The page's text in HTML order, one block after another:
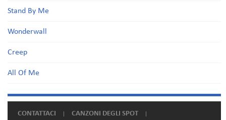
Stand By Me
Wonderwall
Creep
All Of Me
CONTATTACI CANZONI DEGLI SPOT